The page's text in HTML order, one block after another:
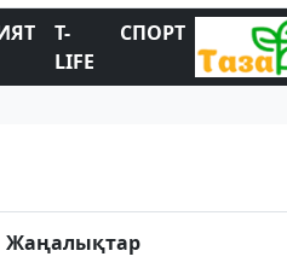
T-
LIFE
СПОРТ
Жаңалықтар